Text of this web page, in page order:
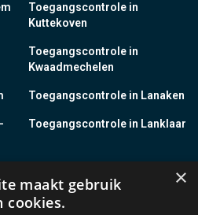
Toegangscontrole in
Kuttekoven
Toegangscontrole in
Kwaadmechelen
Toegangscontrole in Lanaken
Toegangscontrole in Lanklaar
Toegangscontrole in
×
maakt gebruik
cookies.